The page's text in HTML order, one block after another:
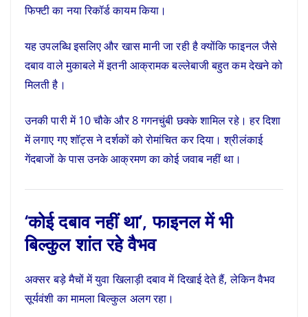
फिफ्टी का नया रिकॉर्ड कायम किया।
यह उपलब्धि इसलिए और खास मानी जा रही है क्योंकि फाइनल जैसे
दबाव वाले मुकाबले में इतनी आक्रामक बल्लेबाजी बहुत कम देखने को
मिलती है।
उनकी पारी में 10 चौके और 8 गगनचुंबी छक्के शामिल रहे। हर दिशा
में लगाए गए शॉट्स ने दर्शकों को रोमांचित कर दिया। श्रीलंकाई
गेंदबाजों के पास उनके आक्रमण का कोई जवाब नहीं था।
‘कोई दबाव नहीं था’, फाइनल में भी
बिल्कुल शांत रहे वैभव
अक्सर बड़े मैचों में युवा खिलाड़ी दबाव में दिखाई देते हैं, लेकिन वैभव
सूर्यवंशी का मामला बिल्कुल अलग रहा।